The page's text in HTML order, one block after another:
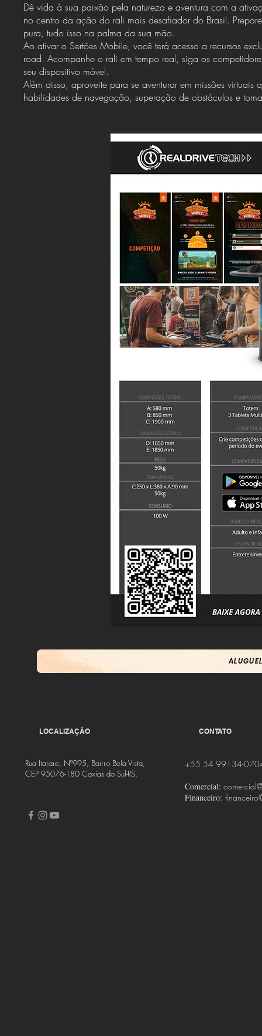
Dê vida à sua paixão pela natureza e aventura com a
no centro da ação do rali mais desafiador do Brasil.
pura, tudo isso na palma da sua mão.
Ao ativar o Sertões Mobile, você terá acesso a recursos
road. Acompanhe o rali em tempo real, siga os
seu dispositivo móvel.
Além disso, aproveite para se aventurar em missões virtuais
habilidades de navegação, superação de obstáculos e
LOCALIZAÇÃO CONTATO
Rua Itarare, Nº995, Bairro Bela Vista,
CEP 95076-180 Caxias do Sul-RS.
+55 54 99134-
Comercial:
Financeiro: